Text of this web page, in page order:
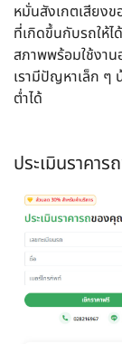
หมั่นสังเกตเสียง
ที่เกิดขึ้นกับรถให้ไ
สภาพพร้อมใช้งาน
เรามีปัญหาเล็ก ๆ
ต่ำได้
ประเมินราคา